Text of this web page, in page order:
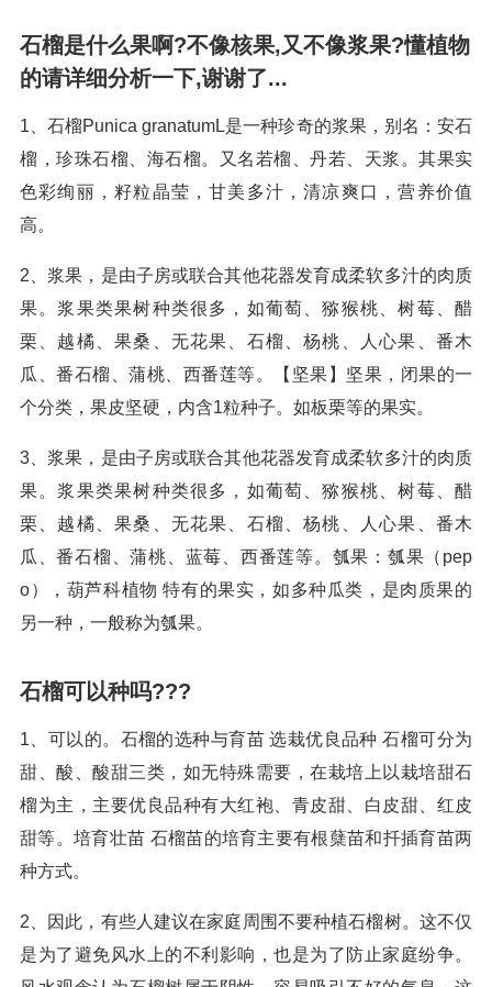
石榴是什么果啊?不像核果,又不像浆果?懂植物
的请详细分析一下,谢谢了...
1、石榴Punica granatumL是一种珍奇的浆果，别名：安石
榴，珍珠石榴、海石榴。又名若榴、丹若、天浆。其果实
色彩绚丽，籽粒晶莹，甘美多汁，清凉爽口，营养价值
高。
2、浆果，是由子房或联合其他花器发育成柔软多汁的肉质
果。浆果类果树种类很多，如葡萄、猕猴桃、树莓、醋
栗、越橘、果桑、无花果、石榴、杨桃、人心果、番木
瓜、番石榴、蒲桃、西番莲等。【坚果】坚果，闭果的一
个分类，果皮坚硬，内含1粒种子。如板栗等的果实。
3、浆果，是由子房或联合其他花器发育成柔软多汁的肉质
果。浆果类果树种类很多，如葡萄、猕猴桃、树莓、醋
栗、越橘、果桑、无花果、石榴、杨桃、人心果、番木
瓜、番石榴、蒲桃、蓝莓、西番莲等。瓠果：瓠果（pep
o），葫芦科植物 特有的果实，如多种瓜类，是肉质果的
另一种，一般称为瓠果。
石榴可以种吗???
1、可以的。石榴的选种与育苗 选栽优良品种 石榴可分为
甜、酸、酸甜三类，如无特殊需要，在栽培上以栽培甜石
榴为主，主要优良品种有大红袍、青皮甜、白皮甜、红皮
甜等。培育壮苗 石榴苗的培育主要有根蘖苗和扦插育苗两
种方式。
2、因此，有些人建议在家庭周围不要种植石榴树。这不仅
是为了避免风水上的不利影响，也是为了防止家庭纷争。